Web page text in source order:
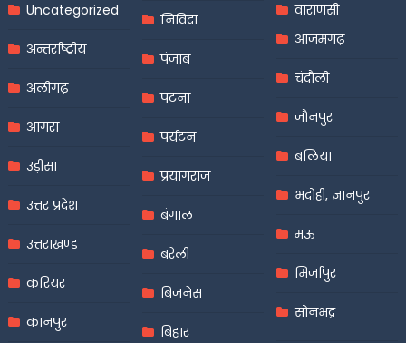
Uncategorized
अन्तर्राष्ट्रीय
अलीगढ़
आगरा
उड़ीसा
उत्तर प्रदेश
उत्तराखण्ड
करियर
कानपुर
निविदा
पंजाब
पटना
पर्यटन
प्रयागराज
बंगाल
बरेली
बिजनेस
बिहार
वाराणसी
आज़मगढ़
चंदौली
जौनपुर
बलिया
भदोही, ज्ञानपुर
मऊ
मिर्जापुर
सोनभद्र